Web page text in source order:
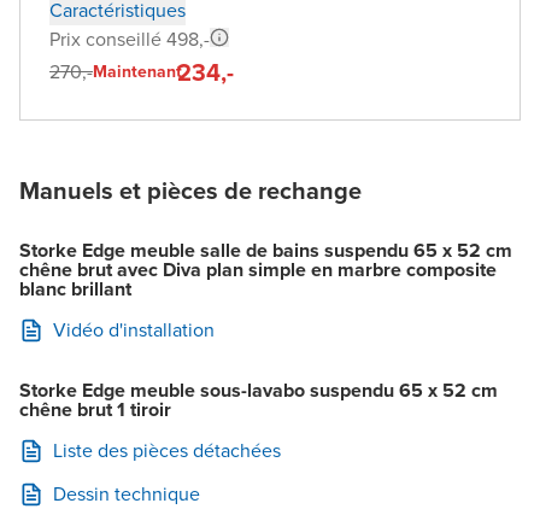
Caractéristiques
Prix conseillé 498,-
270,-Maintenant234,-
Manuels et pièces de rechange
Storke Edge meuble salle de bains suspendu 65 x 52 cm
chêne brut avec Diva plan simple en marbre composite
blanc brillant
Vidéo d'installation
Storke Edge meuble sous-lavabo suspendu 65 x 52 cm
chêne brut 1 tiroir
Liste des pièces détachées
Dessin technique